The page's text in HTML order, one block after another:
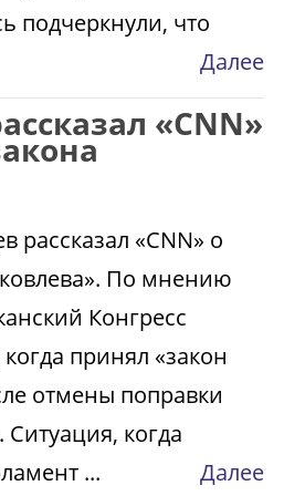
подчеркнули, что
Далее
«CNN»
«CNN» о
По мнению
Конгресс
принял «закон
отмены поправки
когда
...
Далее